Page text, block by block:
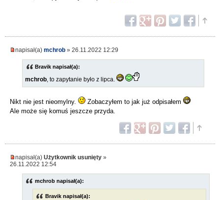
napisał(a) mchrob » 26.11.2022 12:29
Bravik napisał(a):
mchrob, to zapytanie było z lipca.
Nikt nie jest nieomylny.
Zobaczyłem to jak już odpisałem
Ale może się komuś jeszcze przyda.
napisał(a) Użytkownik usunięty »
26.11.2022 12:54
mchrob napisał(a):
Bravik napisał(a):